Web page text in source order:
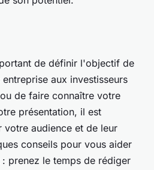
de définir l'objectif de
aux investisseurs
de faire connaître votre
présentation, il est
audience et de leur
conseils pour vous aider
prenez le temps de rédiger